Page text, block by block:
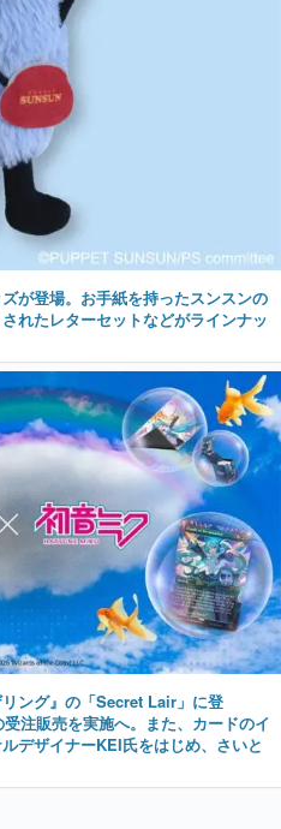
が登場。お手紙を持ったスンスンの
れたレターセットなどがラインナッ
ング』の「Secret Lair」に登
注販売を実施へ。また、カードのイ
デザイナーKEI氏をはじめ、さいと